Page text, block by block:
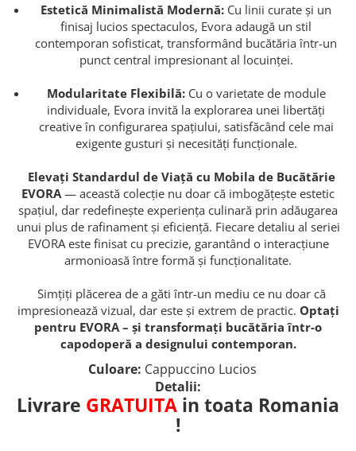
Estetică Minimalistă Modernă: Cu linii curate și un
finisaj lucios spectaculos, Evora adaugă un stil
contemporan sofisticat, transformând bucătăria într-un
punct central impresionant al locuinței.
Modularitate Flexibilă:Cu o varietate de module
individuale, Evora invită la explorarea unei libertăți
creative în configurarea spațiului, satisfăcând cele mai
exigente gusturi și necesități funcționale.
Elevați Standardul de Viață cu Mobila de Bucătărie
EVORA — această colecție nu doar că imbogățește estetic
spațiul, dar redefinește experiența culinară prin adăugarea
unui plus de rafinament și eficiență. Fiecare detaliu al seriei
EVORA este finisat cu precizie, garantând o interacțiune
armonioasă între formă și funcționalitate.
Simțiți plăcerea de a găti într-un mediu ce nu doar că
impresionează vizual, dar este și extrem de practic. Optați
pentru EVORA – și transformați bucătăria într-o
capodoperă a designului contemporan.
Culoare: Cappuccino Lucios
Detalii:
Livrare GRATUITA in toata Romania
!